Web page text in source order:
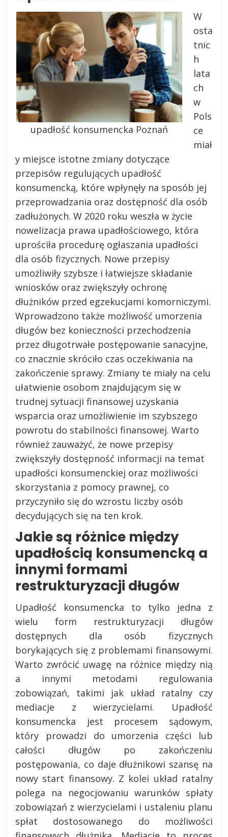
upadłość konsumencka Poznań
W
osta
tnic
h
lata
ch
w
Pols
ce
miał
y miejsce istotne zmiany dotyczące
przepisów regulujących upadłość
konsumencką, które wpłynęły na sposób jej
przeprowadzania oraz dostępność dla osób
zadłużonych. W 2020 roku weszła w życie
nowelizacja prawa upadłościowego, która
uprościła procedurę ogłaszania upadłości
dla osób fizycznych. Nowe przepisy
umożliwiły szybsze i łatwiejsze składanie
wniosków oraz zwiększyły ochronę
dłużników przed egzekucjami komorniczymi.
Wprowadzono także możliwość umorzenia
długów bez konieczności przechodzenia
przez długotrwałe postępowanie sanacyjne,
co znacznie skróciło czas oczekiwania na
zakończenie sprawy. Zmiany te miały na celu
ułatwienie osobom znajdującym się w
trudnej sytuacji finansowej uzyskania
wsparcia oraz umożliwienie im szybszego
powrotu do stabilności finansowej. Warto
również zauważyć, że nowe przepisy
zwiększyły dostępność informacji na temat
upadłości konsumenckiej oraz możliwości
skorzystania z pomocy prawnej, co
przyczyniło się do wzrostu liczby osób
decydujących się na ten krok.
Jakie są różnice między
upadłością konsumencką a
innymi formami
restrukturyzacji długów
Upadłość konsumencka to tylko jedna z
wielu form restrukturyzacji długów
dostępnych dla osób fizycznych
borykających się z problemami finansowymi.
Warto zwrócić uwagę na różnice między nią
a innymi metodami regulowania
zobowiązań, takimi jak układ ratalny czy
mediacje z wierzycielami. Upadłość
konsumencka jest procesem sądowym,
który prowadzi do umorzenia części lub
całości długów po zakończeniu
postępowania, co daje dłużnikowi szansę na
nowy start finansowy. Z kolei układ ratalny
polega na negocjowaniu warunków spłaty
zobowiązań z wierzycielami i ustaleniu planu
spłat dostosowanego do możliwości